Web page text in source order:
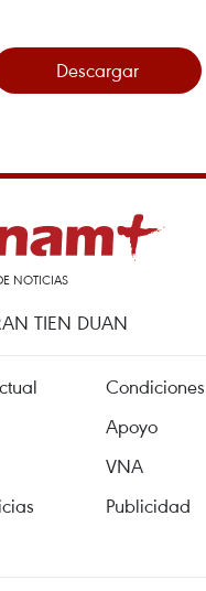
Descargar
NOTICIAS
TIEN DUAN
Apoyo
VNA
Publicidad